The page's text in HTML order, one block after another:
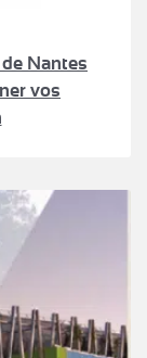
Nantes
vos